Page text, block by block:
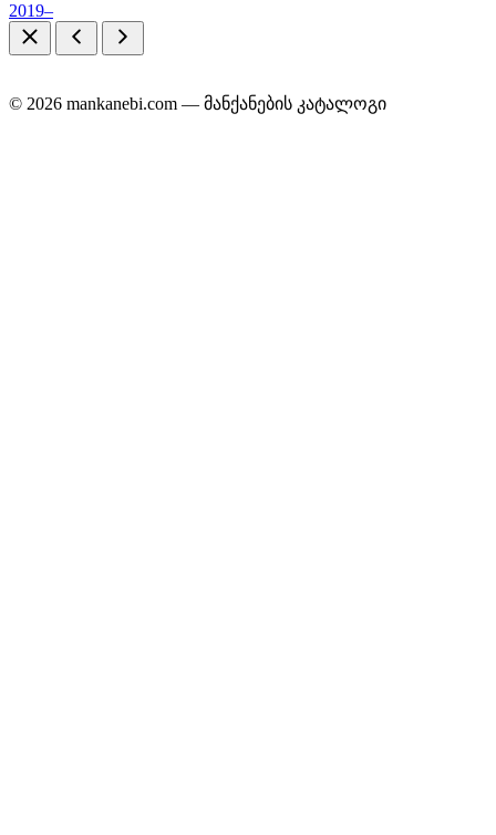
2019–
© 2026 mankanebi.com — მანქანების კატალოგი